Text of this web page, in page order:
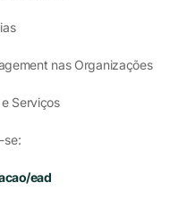
nas Organizações
Serviços
se:
ead